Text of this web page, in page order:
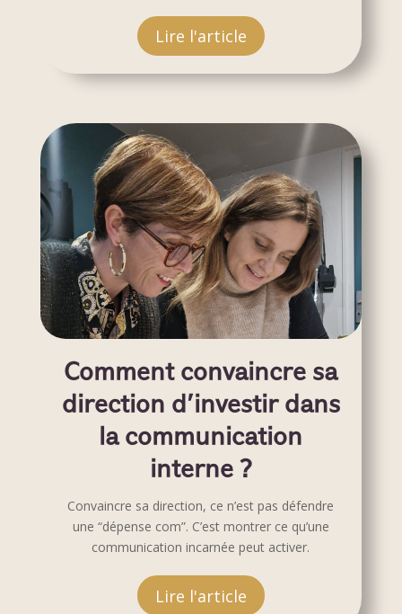
Lire l'article
Comment convaincre sa
direction d’investir dans
la communication
interne ?
Convaincre sa direction, ce n’est pas défendre
une “dépense com”. C’est montrer ce qu’une
communication incarnée peut activer.
Lire l'article